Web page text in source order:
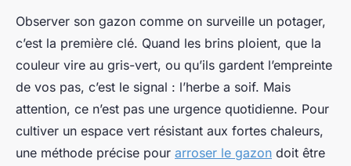
Observer son gazon comme on surveille un potager,
c’est la première clé. Quand les brins ploient, que la
couleur vire au gris-vert, ou qu’ils gardent l’empreinte
de vos pas, c’est le signal : l’herbe a soif. Mais
attention, ce n’est pas une urgence quotidienne. Pour
cultiver un espace vert résistant aux fortes chaleurs,
une méthode précise pour arroser le gazon doit être